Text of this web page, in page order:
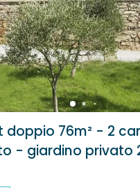
doppio 76m² - 2
- giardino privato